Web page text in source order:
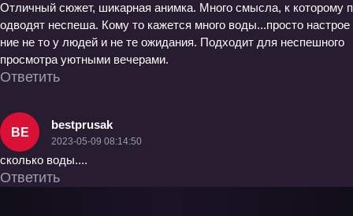
Отличный сюжет, шикарная анимка. Много смысла, к которому п
одводят неспеша. Кому то кажется много воды...просто настрое
ние не то у людей и не те ожидания. Подходит для неспешного
просмотра уютными вечерами.
Ответить
BE
bestprusak
2023-05-09 08:14:50
сколько воды....
Ответить